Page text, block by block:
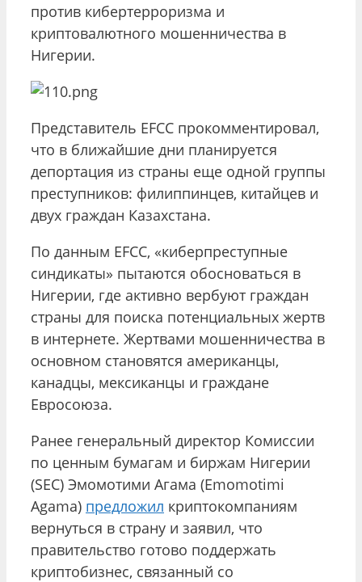
против кибертерроризма и
криптовалютного мошенничества в
Нигерии.
Представитель EFCC прокомментировал,
что в ближайшие дни планируется
депортация из страны еще одной группы
преступников: филиппинцев, китайцев и
двух граждан Казахстана.
По данным EFCC, «киберпреступные
синдикаты» пытаются обосноваться в
Нигерии, где активно вербуют граждан
страны для поиска потенциальных жертв
в интернете. Жертвами мошенничества в
основном становятся американцы,
канадцы, мексиканцы и граждане
Евросоюза.
Ранее генеральный директор Комиссии
по ценным бумагам и биржам Нигерии
(SEC) Эмомотими Агама (Emomotimi
Agama) предложил криптокомпаниям
вернуться в страну и заявил, что
правительство готово поддержать
криптобизнес, связанный со